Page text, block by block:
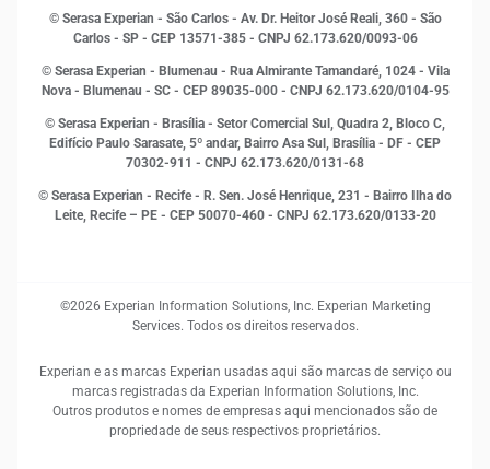
Marketing
Open Finance
Proteção de Dados
Sustentabilidade Corporativa
© Serasa Experian - São Carlos - Av. Dr. Heitor José Reali, 360 - São
Carlos - SP - CEP 13571-385 - CNPJ 62.173.620/0093-06
© Serasa Experian - Blumenau - Rua Almirante Tamandaré, 1024 - Vila
Nova - Blumenau - SC - CEP 89035-000 - CNPJ 62.173.620/0104-95
© Serasa Experian - Brasília - Setor Comercial Sul, Quadra 2, Bloco C,
Edifício Paulo Sarasate, 5º andar, Bairro Asa Sul, Brasília - DF - CEP
70302-911 - CNPJ 62.173.620/0131-68
© Serasa Experian - Recife - R. Sen. José Henrique, 231 - Bairro Ilha do
Leite, Recife – PE - CEP 50070-460 - CNPJ 62.173.620/0133-20
©2026 Experian Information Solutions, Inc. Experian Marketing
Services. Todos os direitos reservados.
Experian e as marcas Experian usadas aqui são marcas de serviço ou
marcas registradas da Experian Information Solutions, Inc.
Outros produtos e nomes de empresas aqui mencionados são de
propriedade de seus respectivos proprietários.